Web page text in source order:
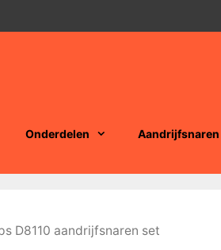
Onderdelen Aandrijfsnaren
D8110 aandrijfsnaren set